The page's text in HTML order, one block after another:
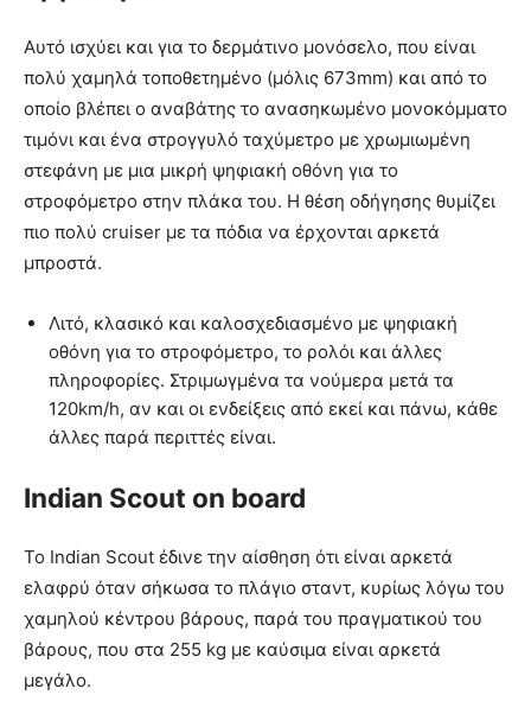
Αυτό ισχύει και για το δερμάτινο μονόσελο, που είναι
πολύ χαμηλά τοποθετημένο (μόλις 673mm) και από το
οποίο βλέπει ο αναβάτης το ανασηκωμένο μονοκόμματο
τιμόνι και ένα στρογγυλό ταχύμετρο με χρωμιωμένη
στεφάνη με μια μικρή ψηφιακή οθόνη για το
στροφόμετρο στην πλάκα του. Η θέση οδήγησης θυμίζει
πιο πολύ cruiser με τα πόδια να έρχονται αρκετά
μπροστά.
Λιτό, κλασικό και καλοσχεδιασμένο με ψηφιακή
οθόνη για το στροφόμετρο, το ρολόι και άλλες
πληροφορίες. Στριμωγμένα τα νούμερα μετά τα
120km/h, αν και οι ενδείξεις από εκεί και πάνω, κάθε
άλλες παρά περιττές είναι.
Indian Scout on board
Το Indian Scout έδινε την αίσθηση ότι είναι αρκετά
ελαφρύ όταν σήκωσα το πλάγιο σταντ, κυρίως λόγω του
χαμηλού κέντρου βάρους, παρά του πραγματικού του
βάρους, που στα 255 kg με καύσιμα είναι αρκετά
μεγάλο.